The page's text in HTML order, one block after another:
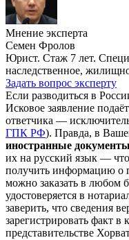
Мнение эксперта
Семен Фролов
Юрист. Стаж 7 лет.
наследственное,
Задать вопрос эксперту
Если разводиться в
Исковое заявление
ответчика —
ГПК РФ). Правда, в
иностранные
их на русский язык —
получить информацию о
можно заказать в любом
удостоверяется в
заверить, что сведения
зарегистрировать факт в
представительстве